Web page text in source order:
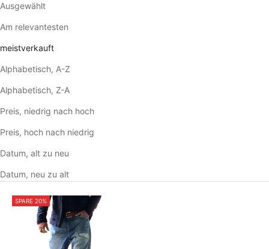
Ausgewählt
Am relevantesten
meistverkauft
Alphabetisch, A-Z
Alphabetisch, Z-A
Preis, niedrig nach hoch
Preis, hoch nach niedrig
Datum, alt zu neu
Datum, neu zu alt
SPARE 20%